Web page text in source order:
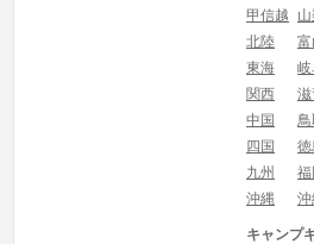
甲信越
北陸
富
東海
関西
中国
鳥
四国
徳
九州
福
沖縄
キャンプ